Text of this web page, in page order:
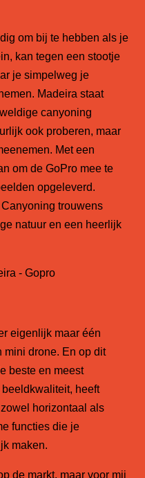
om bij te hebben als je
kan tegen een stootje
je simpelweg je
Madeira staat
canyoning
ook proberen, maar
Met een
om de GoPro mee te
opgeleverd.
trouwens
natuur en een heerlijk
eigenlijk maar één
mini drone. En op dit
beste en meest
heeft
horizontaal als
functies die je
maken.
de markt, maar voor mij